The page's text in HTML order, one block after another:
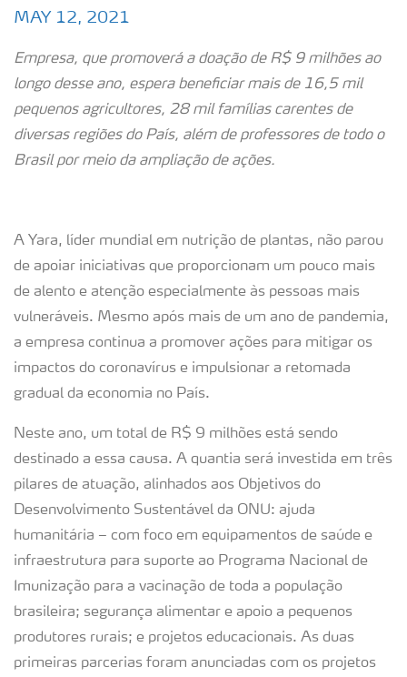
MAY 12, 2021
Empresa, que promoverá a doação de R$ 9 milhões ao
longo desse ano, espera beneficiar mais de 16,5 mil
pequenos agricultores, 28 mil famílias carentes de
diversas regiões do País, além de professores de todo o
Brasil por meio da ampliação de ações.
A Yara, líder mundial em nutrição de plantas, não parou
de apoiar iniciativas que proporcionam um pouco mais
de alento e atenção especialmente às pessoas mais
vulneráveis. Mesmo após mais de um ano de pandemia,
a empresa continua a promover ações para mitigar os
impactos do coronavírus e impulsionar a retomada
gradual da economia no País.
Neste ano, um total de R$ 9 milhões está sendo
destinado a essa causa. A quantia será investida em três
pilares de atuação, alinhados aos Objetivos do
Desenvolvimento Sustentável da ONU: ajuda
humanitária – com foco em equipamentos de saúde e
infraestrutura para suporte ao Programa Nacional de
Imunização para a vacinação de toda a população
brasileira; segurança alimentar e apoio a pequenos
produtores rurais; e projetos educacionais. As duas
primeiras parcerias foram anunciadas com os projetos